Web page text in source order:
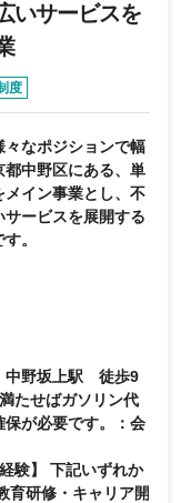
いサービスを
度
々なポジションで幅
都中野区にある、単
イン事業とし、不
ービスを展開する
。
中野坂上駅 徒歩9
たせばガソリン代
が必要です。：会
育研修・キャリア開